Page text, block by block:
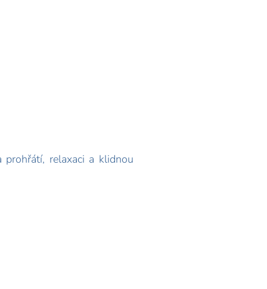
prohřátí, relaxaci a klidnou